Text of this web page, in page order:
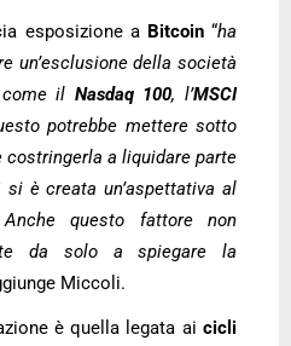
esposizione a Bitcoin“ha
un’esclusione della società
il Nasdaq 100, l’MSCI
potrebbe mettere sotto
costringerla a liquidare parte
è creata un’aspettativa al
questo fattore non
da solo a spiegare la
Miccoli.
è quella legata ai cicli